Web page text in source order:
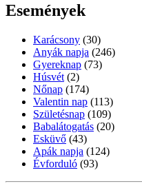
Események
Karácsony (30)
Anyák napja (246)
Gyereknap (73)
Húsvét (2)
Nőnap (174)
Valentin nap (113)
Születésnap (109)
Babalátogatás (20)
Esküvő (43)
Apák napja (124)
Évforduló (93)